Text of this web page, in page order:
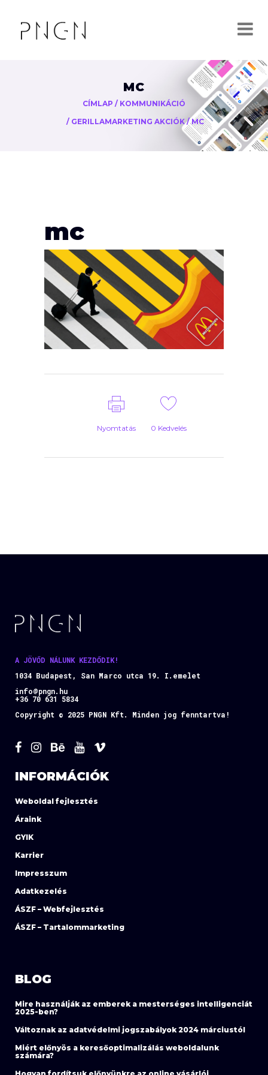
MC
CÍMLAP / KOMMUNIKÁCIÓ
/ GERILLAMARKETING AKCIÓK/MC
mc
Nyomtatás 0 Kedvelés
A JÖVŐD NÁLUNK KEZDŐDIK!
1034 Budapest, San Marco utca 19. I.emelet
info@pngn.hu
+36 70 631 5834
Copyright © 2025 PNGN Kft. Minden jog fenntartva!
INFORMÁCIÓK
Weboldal fejlesztés
Áraink
GYIK
Karrier
Impresszum
Adatkezelés
ÁSZF – Webfejlesztés
ÁSZF – Tartalommarketing
BLOG
Mire használják az emberek a mesterséges intelligenciát
2025-ben?
Változnak az adatvédelmi jogszabályok 2024 márciustól
Miért előnyös a keresőoptimalizálás weboldalunk
számára?